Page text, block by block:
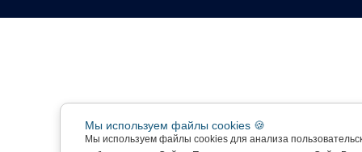
Мы используем файлы cookies 🍪
Мы используем файлы cookies для анализа